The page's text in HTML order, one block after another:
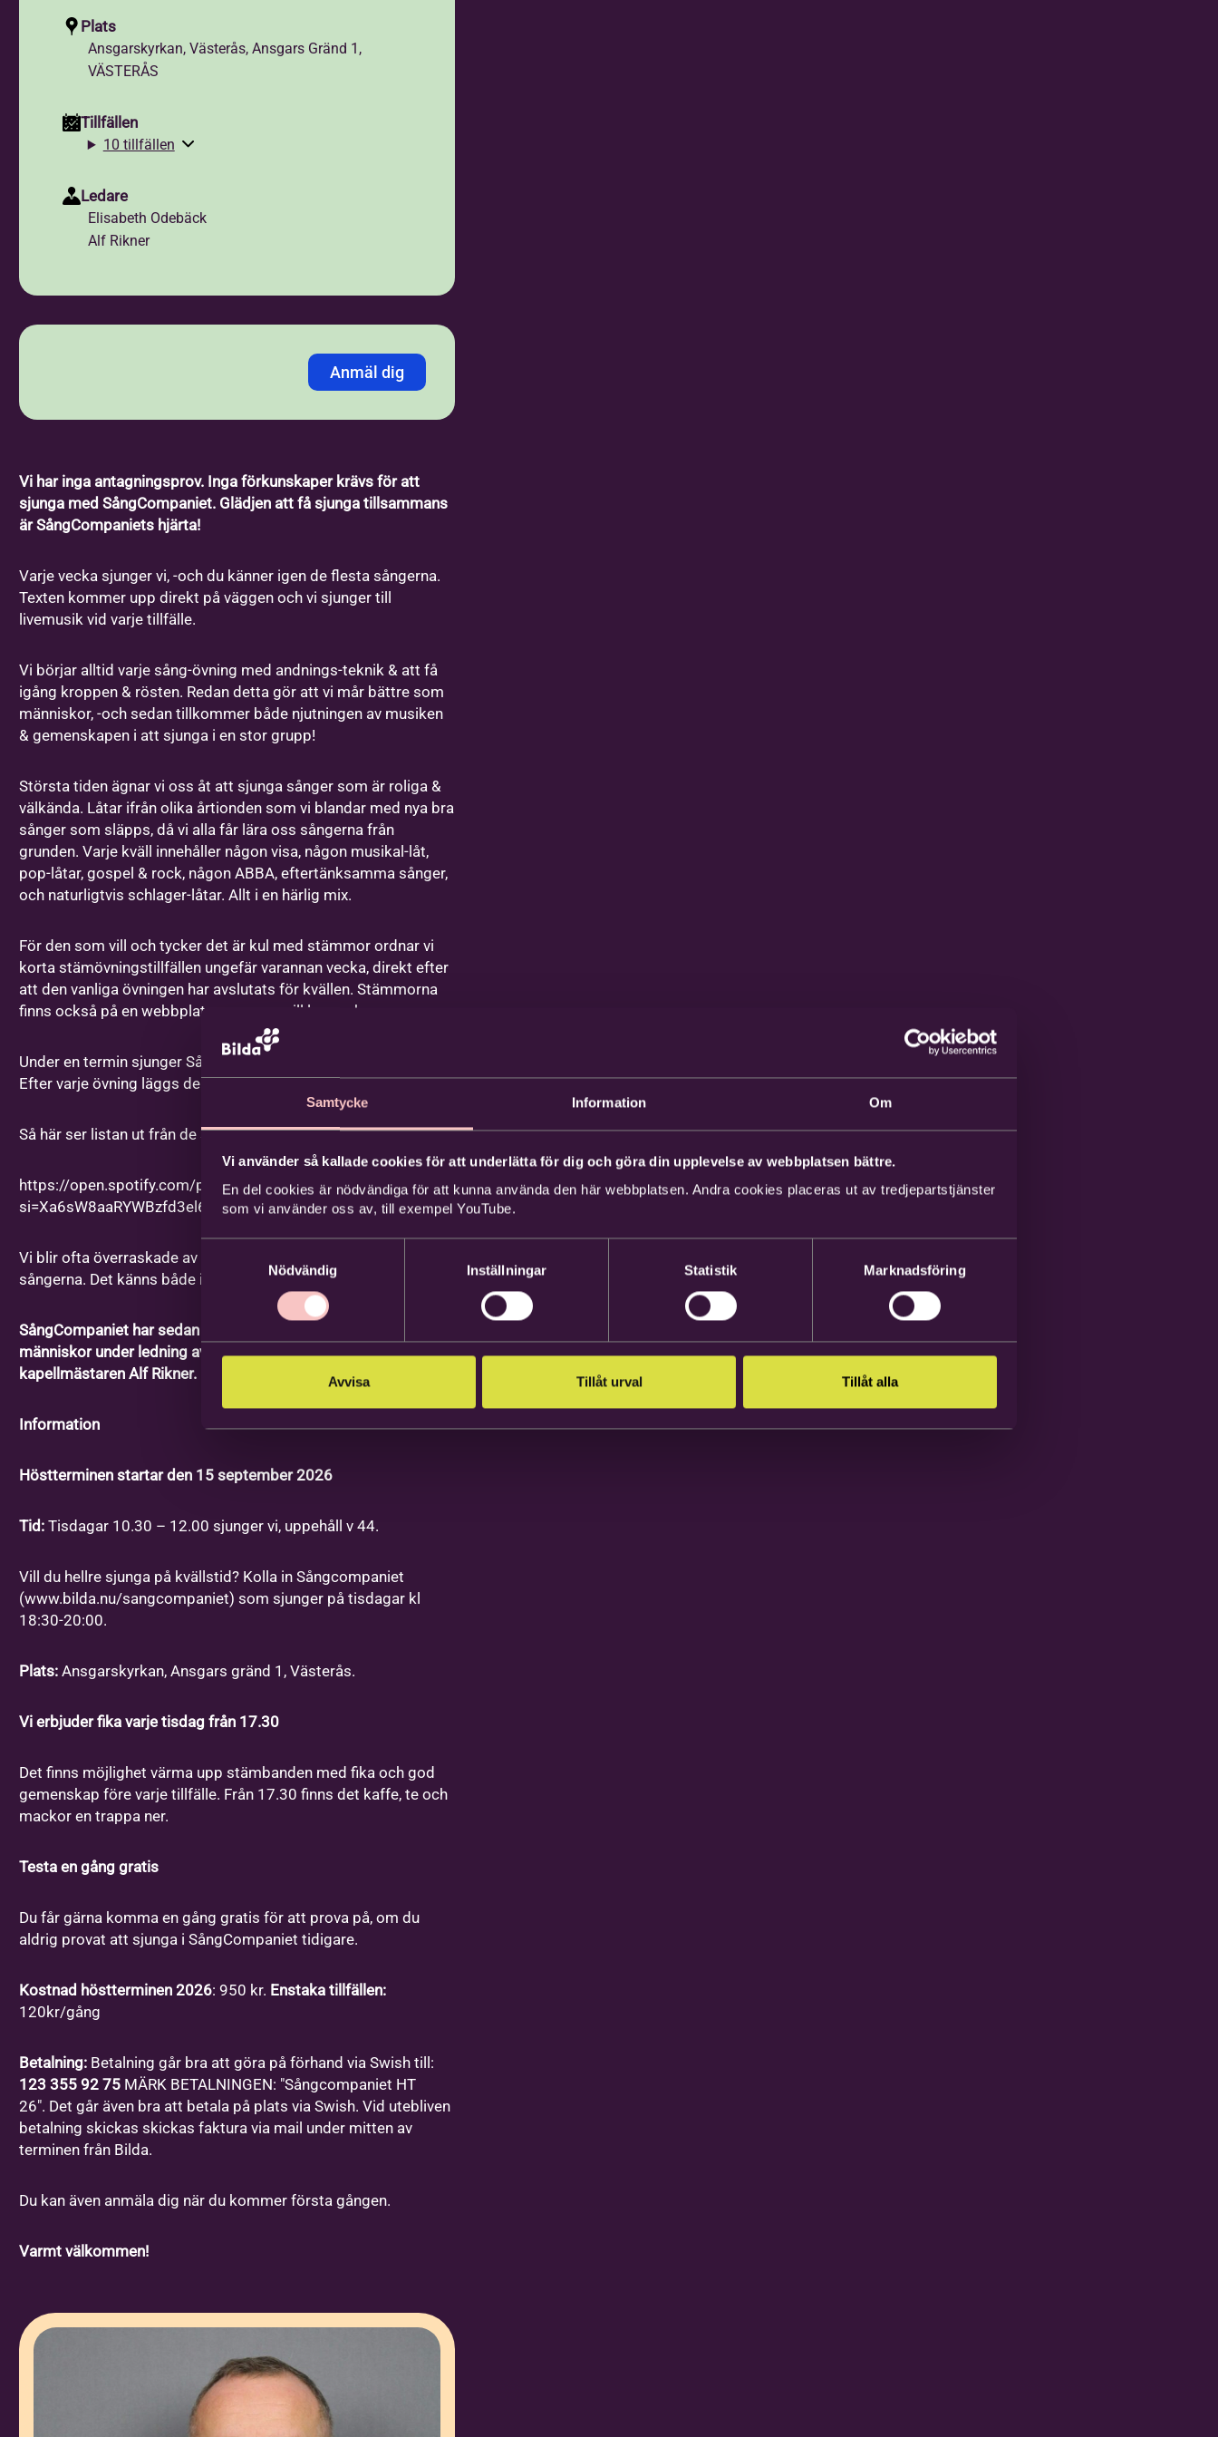
Samtycke Information Om
Vi använder så kallade cookies för att underlätta för dig och göra din upplevelse av webbplatsen bättre.
En del cookies är nödvändiga för att kunna använda den här webbplatsen. Andra cookies placeras ut av tredjepartstjänster
som vi använder oss av, till exempel YouTube.
Nödvändig
Inställningar Statistik Marknadsföring
Avvisa Tillåt urval Tillåt alla
Plats
Ansgarskyrkan, Västerås, Ansgars Gränd 1,
VÄSTERÅS
Tillfällen
10 tillfällen
Ledare
Elisabeth Odebäck
Alf Rikner
Anmäl dig
Personnummer
Personnummer / Samordningsnummer
Förnamn*
Efternamn*
Telefon
Adress*
c/o adress
Ort
Jag vill ha erbjudanden och nyhetsbrev. Vad innebär
detta?
Vi har inga antagningsprov. Inga förkunskaper krävs för att
sjunga med SångCompaniet. Glädjen att få sjunga tillsammans
är SångCompaniets hjärta!
Varje vecka sjunger vi, -och du känner igen de flesta sångerna.
Texten kommer upp direkt på väggen och vi sjunger till
livemusik vid varje tillfälle.
Vi börjar alltid varje sång-övning med andnings-teknik & att få
igång kroppen & rösten. Redan detta gör att vi mår bättre som
människor, -och sedan tillkommer både njutningen av musiken
& gemenskapen i att sjunga i en stor grupp!
Största tiden ägnar vi oss åt att sjunga sånger som är roliga &
välkända. Låtar ifrån olika årtionden som vi blandar med nya bra
sånger som släpps, då vi alla får lära oss sångerna från
grunden. Varje kväll innehåller någon visa, någon musikal-låt,
pop-låtar, gospel & rock, någon ABBA, eftertänksamma sånger,
och naturligtvis schlager-låtar. Allt i en härlig mix.
För den som vill och tycker det är kul med stämmor ordnar vi
korta stämövningstillfällen ungefär varannan vecka, direkt efter
att den vanliga övningen har avslutats för kvällen. Stämmorna
finns också på en webbplats - om man vill lyssna hemma.
Under en termin sjunger SångCompaniet ungefär 50 olika låtar.
Efter varje övning läggs de nya sångerna till i Spotifylistan.
Så här ser listan ut från de senaste terminerna 2021-25:
https://open.spotify.com/playlist/5MhH8x1oGlQTXLvrKtb5pW?
si=Xa6sW8aaRYWBzfd3el6DzQ
Vi blir ofta överraskade av hur mycket känslor som finns i
sångerna. Det känns både i kropp & hjärta. Och man mår bra.
SångCompaniet har sedan starten 2016 samlat många
människor under ledning av körledaren Elisabeth Odebäck och
kapellmästaren Alf Rikner.
Information
Höstterminen startar den 15 september 2026
Tid:Tisdagar 10.30 – 12.00 sjunger vi, uppehåll v 44.
Vill du hellre sjunga på kvällstid? Kolla in Sångcompaniet
(www.bilda.nu/sangcompaniet) som sjunger på tisdagar kl
18:30-20:00.
Plats:Ansgarskyrkan, Ansgars gränd 1, Västerås.
Vi erbjuder fika varje tisdag från 17.30
Det finns möjlighet värma upp stämbanden med fika och god
gemenskap före varje tillfälle. Från 17.30 finns det kaffe, te och
mackor en trappa ner.
Testa en gång gratis
Du får gärna komma en gång gratis för att prova på, om du
aldrig provat att sjunga i SångCompaniet tidigare.
Kostnad höstterminen 2026: 950 kr. Enstaka tillfällen:
120kr/gång
Betalning:Betalning går bra att göra på förhand via Swish till:
123 355 92 75MÄRK BETALNINGEN: "Sångcompaniet HT
26". Det går även bra att betala på plats via Swish. Vid utebliven
betalning skickas skickas faktura via mail under mitten av
terminen från Bilda.
Du kan även anmäla dig när du kommer första gången.
Varmt välkommen!